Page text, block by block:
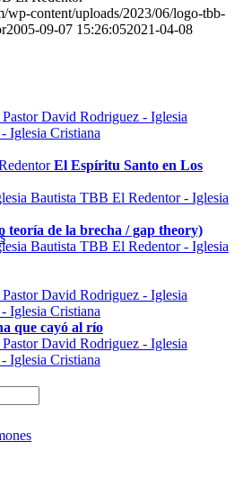
wp-content/uploads/2023/06/logo-tbb-
2005-09-07 15:26:052021-04-08
El Espíritu Santo en Los
teoría de la brecha / gap theory)
que cayó al río